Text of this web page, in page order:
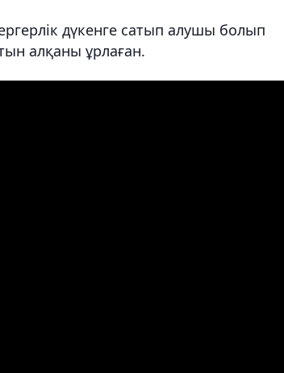
дүкенге сатып алушы болып
алқаны ұрлаған.